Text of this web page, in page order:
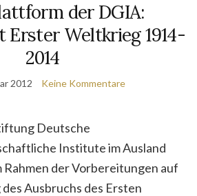
der DGIA:
Erster Weltkrieg 1914-
2014
2012 Keine Kommentare
Deutsche
Institute im Ausland
der Vorbereitungen auf
Ausbruchs des Ersten